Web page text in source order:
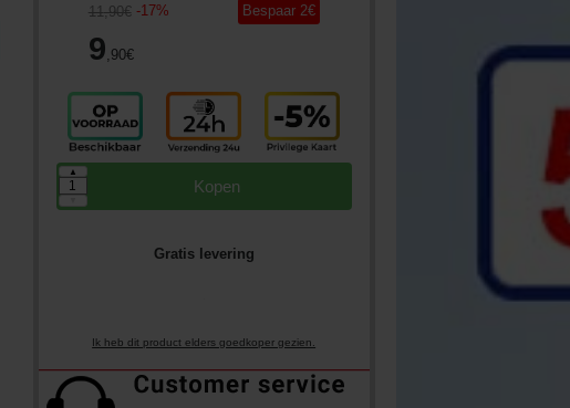
11,90€ -17%
9,90€
Bespaar 2€
Kopen
▲
Gratis levering
Ik heb dit product elders goedkoper gezien.